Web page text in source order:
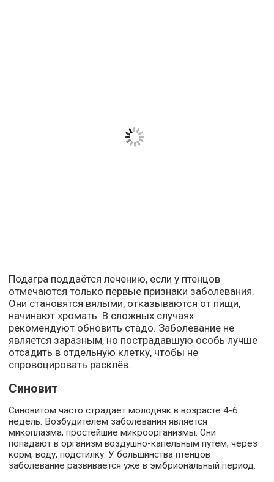
Подагра поддаётся лечению, если у птенцов
отмечаются только первые признаки заболевания.
Они становятся вялыми, отказываются от пищи,
начинают хромать. В сложных случаях
рекомендуют обновить стадо. Заболевание не
является заразным, но пострадавшую особь лучше
отсадить в отдельную клетку, чтобы не
спровоцировать расклёв.
Синовит
Синовитом часто страдает молодняк в возрасте 4-6
недель. Возбудителем заболевания является
микоплазма; простейшие микроорганизмы. Они
попадают в организм воздушно-капельным путём, через
корм, воду, подстилку. У большинства птенцов
заболевание развивается уже в эмбриональный период.